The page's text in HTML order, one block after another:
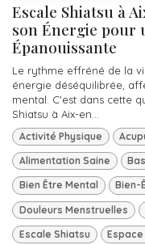
Escale Shiatsu à
son Énergie pour
Épanouissante
Le rythme effréné de la
énergie déséquilibrée,
mental. C'est dans cette
Shiatsu à Aix-en...
Activité Physique
Alimentation Saine
Bien Être Mental Bien-
Douleurs Menstruelles
Escale Shiatsu